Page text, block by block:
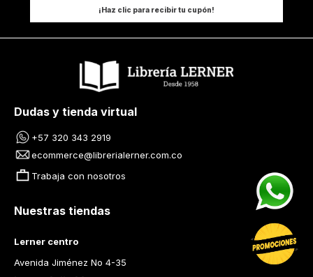
¡Haz clic para recibir tu cupón!
Dudas y tienda virtual
+57 320 343 2919
ecommerce@librerialerner.com.co
Trabaja con nosotros
Nuestras tiendas
Lerner centro
Avenida Jiménez No 4-35